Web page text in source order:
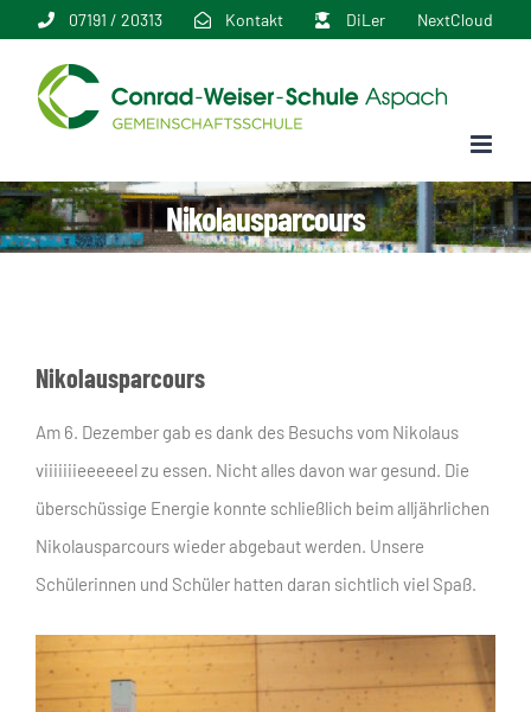
springen
07191 / 20313 Kontakt DiLer NextCloud
Nikolausparcours
Nikolausparcours
Am 6. Dezember gab es dank des Besuchs vom Nikolaus
viiiiiiieeeeeel zu essen. Nicht alles davon war gesund. Die
überschüssige Energie konnte schließlich beim alljährlichen
Nikolausparcours wieder abgebaut werden. Unsere
Schülerinnen und Schüler hatten daran sichtlich viel Spaß.